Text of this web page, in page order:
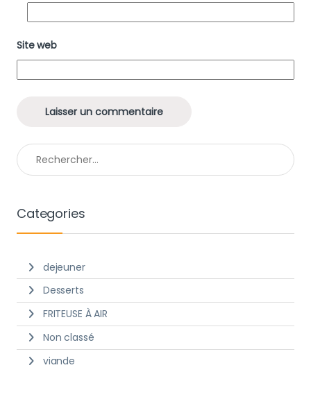
Site web
Rechercher :
Categories
dejeuner
Desserts
FRITEUSE À AIR
Non classé
viande